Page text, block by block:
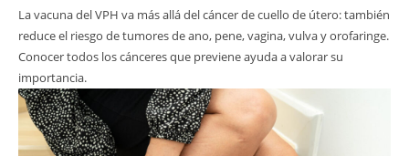
La vacuna del VPH va más allá del cáncer de cuello de útero: también
reduce el riesgo de tumores de ano, pene, vagina, vulva y orofaringe.
Conocer todos los cánceres que previene ayuda a valorar su
importancia.